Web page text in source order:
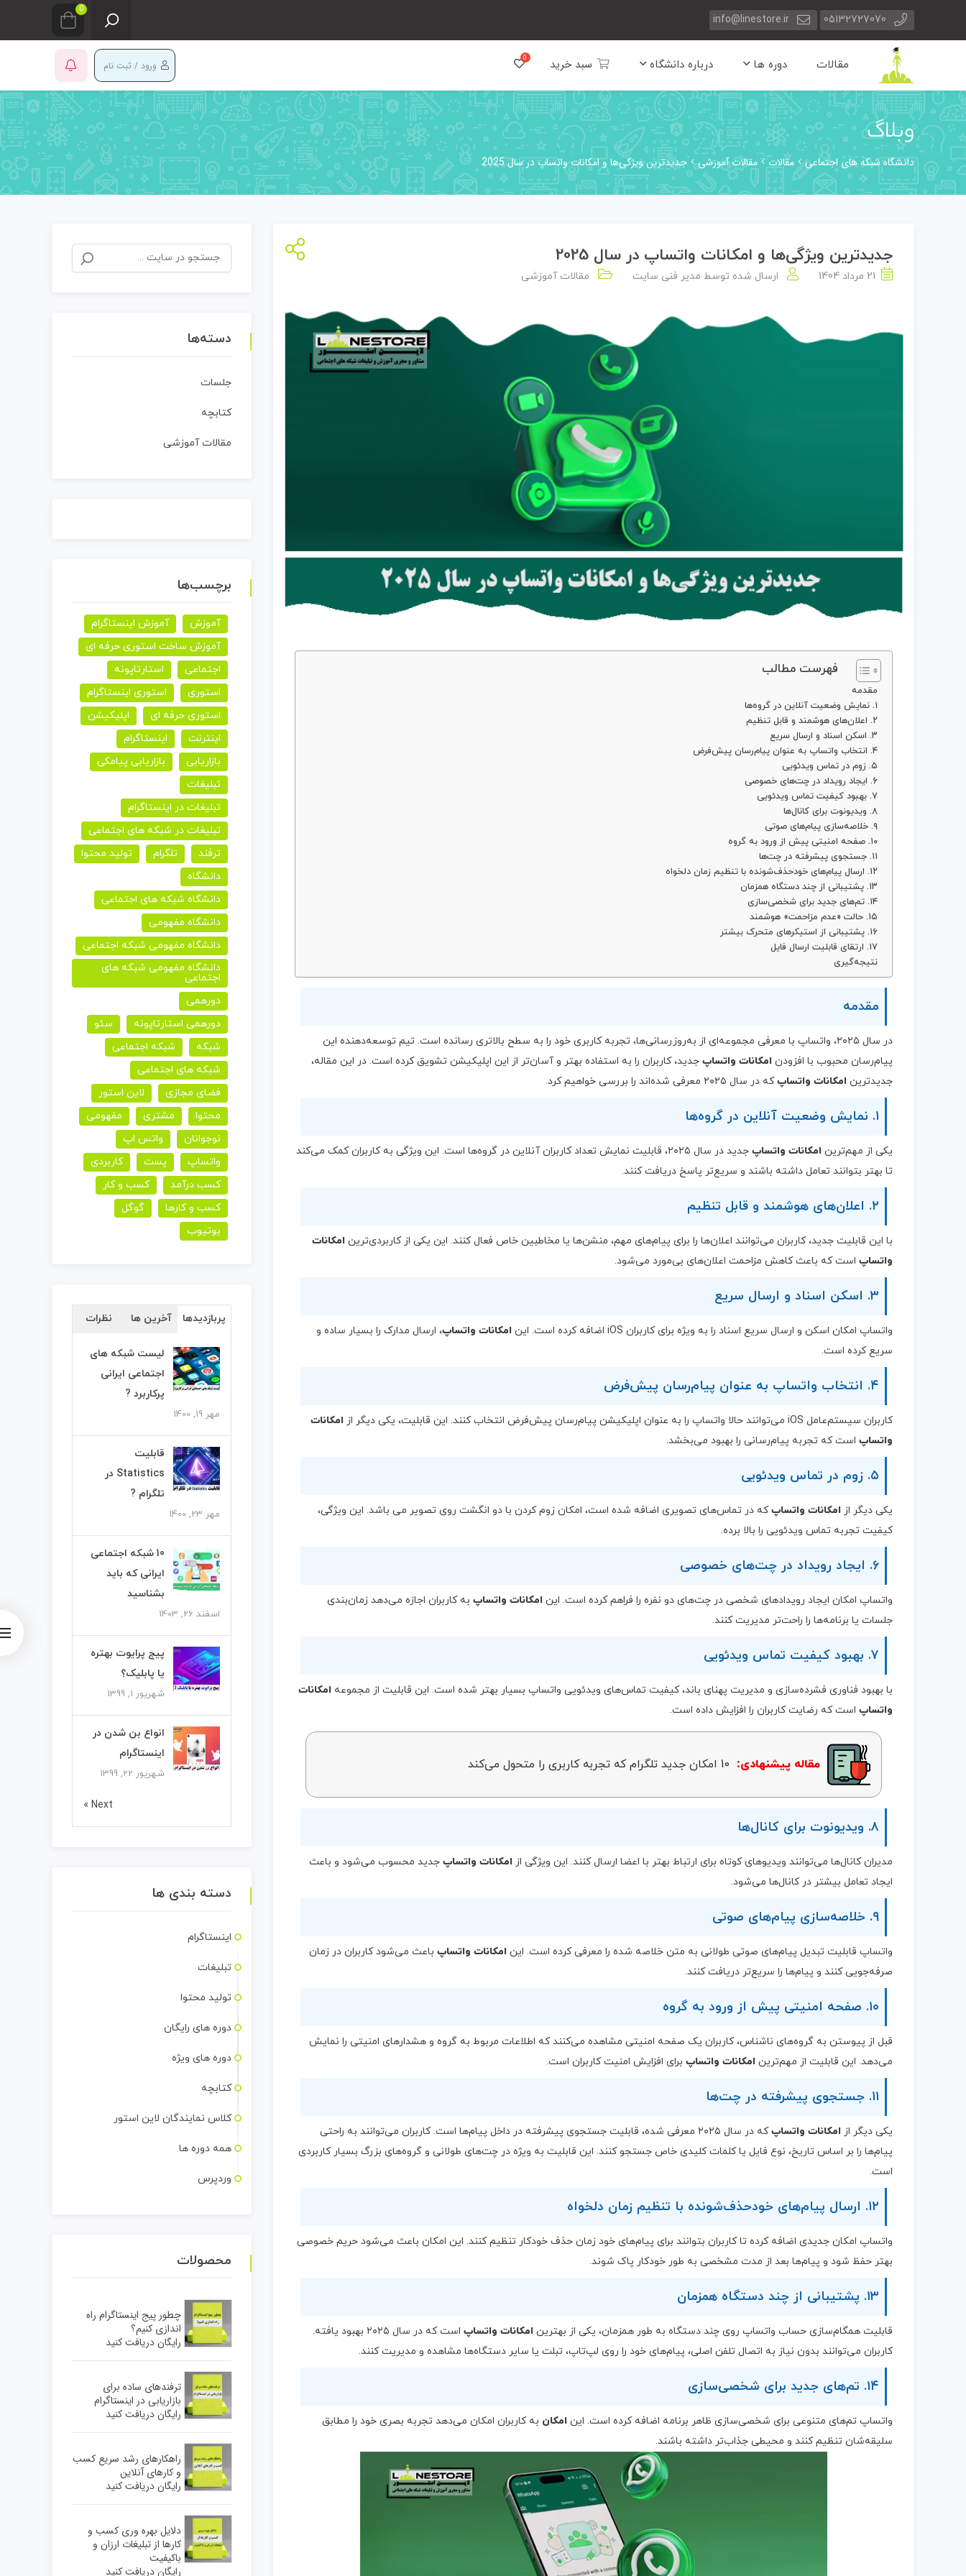
05132727070
info@linestore.ir
0
مقالات دوره ها درباره دانشگاه سبد خرید ورود / ثبت نام
وبلاگ
دانشگاه شبکه های اجتماعی مقالات مقالات آموزشی جدیدترین ویژگی‌ها و امکانات واتساپ در سال 2025
جدیدترین ویژگی‌ها و امکانات واتساپ در سال 2025
21 مرداد 1404 ارسال شده توسط مدیر فنی سایت مقالات آموزشی
فهرست مطالب
مقدمه
۱. نمایش وضعیت آنلاین در گروه‌ها
۲. اعلان‌های هوشمند و قابل تنظیم
۳. اسکن اسناد و ارسال سریع
۴. انتخاب واتساپ به عنوان پیام‌رسان پیش‌فرض
۵. زوم در تماس ویدئویی
۶. ایجاد رویداد در چت‌های خصوصی
۷. بهبود کیفیت تماس ویدئویی
۸. ویدیونوت برای کانال‌ها
۹. خلاصه‌سازی پیام‌های صوتی
۱۰. صفحه امنیتی پیش از ورود به گروه
۱۱. جستجوی پیشرفته در چت‌ها
۱۲. ارسال پیام‌های خودحذف‌شونده با تنظیم زمان دلخواه
۱۳. پشتیبانی از چند دستگاه همزمان
۱۴. تم‌های جدید برای شخصی‌سازی
۱۵. حالت «عدم مزاحمت» هوشمند
۱۶. پشتیبانی از استیکرهای متحرک بیشتر
۱۷. ارتقای قابلیت ارسال فایل
نتیجه‌گیری
مقدمه
در سال ۲۰۲۵، واتساپ با معرفی مجموعه‌ای از به‌روزرسانی‌ها، تجربه کاربری خود را به سطح بالاتری رسانده است. تیم توسعه‌دهنده این
پیام‌رسان محبوب با افزودن امکانات واتساپ جدید، کاربران را به استفاده بهتر و آسان‌تر از این اپلیکیشن تشویق کرده است. در این مقاله،
جدیدترین امکانات واتساپکه در سال ۲۰۲۵ معرفی شده‌اند را بررسی خواهیم کرد.
۱. نمایش وضعیت آنلاین در گروه‌ها
یکی از مهم‌ترین امکانات واتساپ
جدید در سال ۲۰۲۵، قابلیت نمایش تعداد کاربران آنلاین در گروه‌ها است. این ویژگی به کاربران کمک می‌کند
تا بهتر بتوانند تعامل داشته باشند و سریع‌تر پاسخ دریافت کنند.
۲. اعلان‌های هوشمند و قابل تنظیم
با این قابلیت جدید، کاربران می‌توانند اعلان‌ها را برای پیام‌های مهم، منشن‌ها یا مخاطبین خاص فعال کنند. این یکی از کاربردی‌ترین امکانات
واتساپ است که باعث کاهش مزاحمت اعلان‌های بی‌مورد می‌شود.
۳. اسکن اسناد و ارسال سریع
واتساپ امکان اسکن و ارسال سریع اسناد را به ویژه برای کاربران iOS اضافه کرده است. این امکانات واتساپ، ارسال مدارک را بسیار ساده و
سریع کرده است.
۴. انتخاب واتساپ به عنوان پیام‌رسان پیش‌فرض
کاربران سیستم‌عامل iOS می‌توانند حالا واتساپ را به عنوان اپلیکیشن پیام‌رسان پیش‌فرض انتخاب کنند. این قابلیت، یکی دیگر از
امکانات
واتساپ است که تجربه پیام‌رسانی را بهبود می‌بخشد.
۵. زوم در تماس ویدئویی
یکی دیگر از امکانات واتساپکه در تماس‌های تصویری اضافه شده است، امکان زوم کردن با دو انگشت روی تصویر می باشد. این ویژگی،
کیفیت تجربه تماس ویدئویی را بالا برده.
۶. ایجاد رویداد در چت‌های خصوصی
واتساپ امکان ایجاد رویدادهای شخصی در چت‌های دو نفره را فراهم کرده است. این امکانات واتساپ به کاربران اجازه می‌دهد زمان‌بندی
جلسات یا برنامه‌ها را راحت‌تر مدیریت کنند.
۷. بهبود کیفیت تماس ویدئویی
با بهبود فناوری فشرده‌سازی و مدیریت پهنای باند، کیفیت تماس‌های ویدئویی واتساپ بسیار بهتر شده است. این قابلیت از مجموعه امکانات
واتساپ است که رضایت کاربران را افزایش داده است.
مقاله پیشنهادی: 10 امکان جدید تلگرام که تجربه کاربری را متحول می‌کند
۸. ویدیونوت برای کانال‌ها
مدیران کانال‌ها می‌توانند ویدیوهای کوتاه برای ارتباط بهتر با اعضا ارسال کنند. این ویژگی از امکانات واتساپ جدید محسوب می‌شود و باعث
ایجاد تعامل بیشتر در کانال‌ها می‌شود.
۹. خلاصه‌سازی پیام‌های صوتی
واتساپ قابلیت تبدیل پیام‌های صوتی طولانی به متن خلاصه شده را معرفی کرده است. این امکانات واتساپ باعث می‌شود کاربران در زمان
صرفه‌جویی کنند و پیام‌ها را سریع‌تر دریافت کنند.
۱۰. صفحه امنیتی پیش از ورود به گروه
قبل از پیوستن به گروه‌های ناشناس، کاربران یک صفحه امنیتی مشاهده می‌کنند که اطلاعات مربوط به گروه و هشدارهای امنیتی را نمایش
می‌دهد. این قابلیت از مهم‌ترین امکانات واتساپ برای افزایش امنیت کاربران است.
۱۱. جستجوی پیشرفته در چت‌ها
یکی دیگر از امکانات واتساپ
که در سال ۲۰۲۵ معرفی شده، قابلیت جستجوی پیشرفته در داخل پیام‌ها است. کاربران می‌توانند به راحتی
پیام‌ها را بر اساس تاریخ، نوع فایل یا کلمات کلیدی خاص جستجو کنند. این قابلیت به ویژه در چت‌های طولانی و گروه‌های بزرگ بسیار کاربردی
است.
۱۲. ارسال پیام‌های خودحذف‌شونده با تنظیم زمان دلخواه
واتساپ امکان جدیدی اضافه کرده تا کاربران بتوانند برای پیام‌های خود زمان حذف خودکار تنظیم کنند. این امکان باعث می‌شود حریم خصوصی
بهتر حفظ شود و پیام‌ها بعد از مدت مشخصی به طور خودکار پاک شوند.
۱۳. پشتیبانی از چند دستگاه همزمان
قابلیت همگام‌سازی حساب واتساپ روی چند دستگاه به طور همزمان، یکی از بهترین امکانات واتساپ
است که در سال ۲۰۲۵ بهبود یافته.
کاربران می‌توانند بدون نیاز به اتصال تلفن اصلی، پیام‌های خود را روی لپ‌تاپ، تبلت یا سایر دستگاه‌ها مشاهده و مدیریت کنند.
۱۴. تم‌های جدید برای شخصی‌سازی
واتساپ تم‌های متنوعی برای شخصی‌سازی ظاهر برنامه اضافه کرده است. این امکان به کاربران امکان می‌دهد تجربه بصری خود را مطابق
سلیقه‌شان تنظیم کنند و محیطی جذاب‌تر داشته باشند.
جستجو
برای:
دسته‌ها
جلسات
کتابچه
مقالات آموزشی
برچسب‌ها
آموزش
آموزش اینستاگرام
آموزش ساخت استوری حرفه ای
اجتماعی
استارتاپونه
استوری
استوری اینستاگرام
استوری حرفه ای
اپلیکیشن
اینترنت
اینستاگرام
بازاریابی
بازاریابی پیامکی
تبلیغات
تبلیغات در اینستاگرام
تبلیغات در شبکه های اجتماعی
ترفند
تلگرام
تولید محتوا
دانشگاه
دانشگاه شبکه های اجتماعی
دانشگاه مفهومی
دانشگاه مفهومی شبکه اجتماعی
دانشگاه مفهومی شبکه های
اجتماعی
دورهمی
دورهمی استارتاپونه
سئو
شبکه
شبکه اجتماعی
شبکه های اجتماعی
فضای مجازی
لاین استور
محتوا
مشتری
مفهومی
نوجوانان
واتس اپ
واتساپ
پست
کاربردی
کسب درآمد
کسب و کار
کسب و کارها
گوگل
یوتیوب
پربازدیدها آخرین ها نظرات
لیست شبکه های
اجتماعی ایرانی
پرکاربرد ?
مهر 19, 1400
قابلیت
Statistics در
تلگرام ?
مهر 23, 1400
10 شبکه اجتماعی
ایرانی که باید
بشناسید
اسفند 26, 1403
پیج پرایوت بهتره
یا پابلیک؟
شهریور 1, 1399
انواع بن شدن در
اینستاگرام
شهریور 22, 1399
Next »
دسته بندی ها
اینستاگرام
تبلیغات
تولید محتوا
دوره های رایگان
دوره های ویژه
کتابچه
کلاس نمایندگان لاین استور
همه دوره ها
وردپرس
محصولات
چطور پیج اینستاگرام راه
اندازی کنیم؟
رایگان دریافت کنید
ترفندهای ساده برای
بازاریابی در اینستاگرام
رایگان دریافت کنید
راهکارهای رشد سریع کسب
و کارهای آنلاین
رایگان دریافت کنید
دلایل بهره وری کسب و
کارها از تبلیغات ارزان و
باکیفیت
رایگان دریافت کنید